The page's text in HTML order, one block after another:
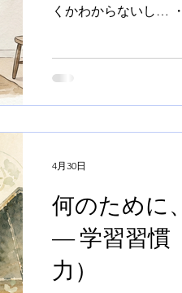
くかわからないし…
間だけで上達するか
けていくなら、どこ
実はよくあるのがこ
キーボードでいいか
し進むとこんなこと
トロールが難しい ・
がついてしまう 結果
何のために
― 学習習慣
力）
4月30日